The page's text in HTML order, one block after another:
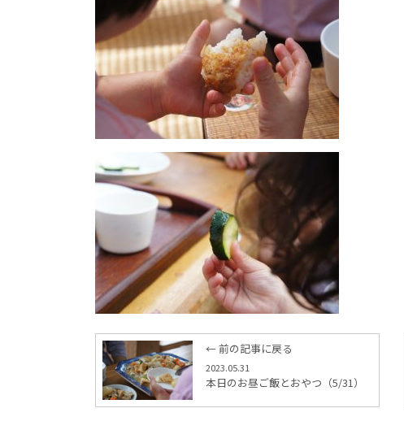
← 前の記事に戻る
2023.05.31
本日のお昼ご飯とおやつ（5/31）